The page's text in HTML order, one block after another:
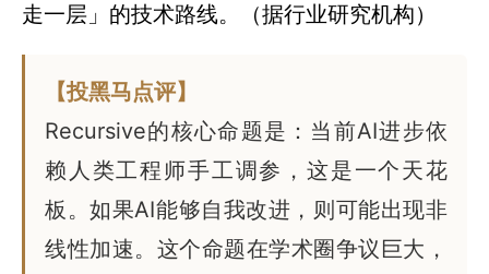
走一层」的技术路线。（据行业研究机构）
【投黑马点评】
Recursive的核心命题是：当前AI进步依
赖人类工程师手工调参，这是一个天花
板。如果AI能够自我改进，则可能出现非
线性加速。这个命题在学术圈争议巨大，